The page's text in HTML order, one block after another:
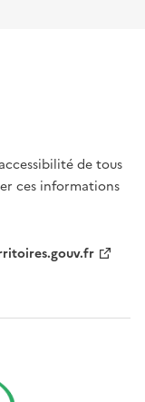
de tous
ces informations